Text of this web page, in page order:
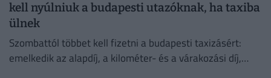
kell nyúlniuk a budapesti utazóknak, ha taxiba
ülnek
Szombattól többet kell fizetni a budapesti taxizásért:
emelkedik az alapdíj, a kilométer- és a várakozási díj,